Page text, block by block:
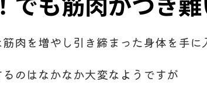
肉を増やし引き締まった身体を手に
のはなかなか大変なようですが